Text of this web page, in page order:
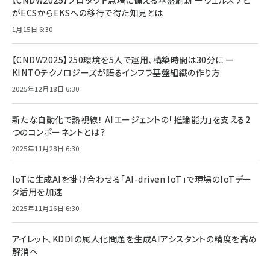
がECSからEKSへの移行で得た知見とは
1月15日 6:30
【CNDW2025】250環境を5人で運用、構築時間は30分に ー
KINTOテクノロジーズが語るインフラ基盤組織の作り方
2025年12月18日 6:30
新たな自動化で熱視線！ AIエージェントの「推論能力」を支える2
つのコンポーネントとは？
2025年11月28日 6:30
IoTに生成AIを掛け合わせる「AI-driven IoT」で現場のIoTデー
タ活用を加速
2025年11月26日 6:30
アイレット、KDDIの属人化問題を生成AIアシスタントの精度を高め
解消へ